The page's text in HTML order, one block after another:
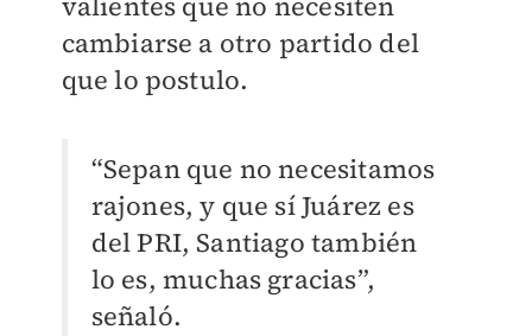
cambiarse a otro partido del
que lo postulo.
“Sepan que no necesitamos
rajones, y que sí Juárez es
del PRI, Santiago también
lo es, muchas gracias”,
señaló.